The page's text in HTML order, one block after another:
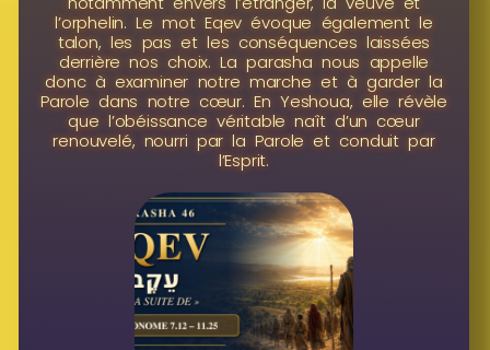
l’orphelin. Le mot Eqev évoque également le
talon, les pas et les conséquences laissées
derrière nos choix. La parasha nous appelle
donc à examiner notre marche et à garder la
Parole dans notre cœur. En Yeshoua, elle révèle
que l’obéissance véritable naît d’un cœur
renouvelé, nourri par la Parole et conduit par
l’Esprit.